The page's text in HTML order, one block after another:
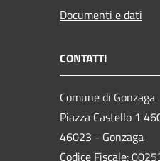
Documenti e dati
CONTATTI
Comune di Gonzaga
Piazza Castello 1
46023 - Gonzaga
Codice Fiscale: